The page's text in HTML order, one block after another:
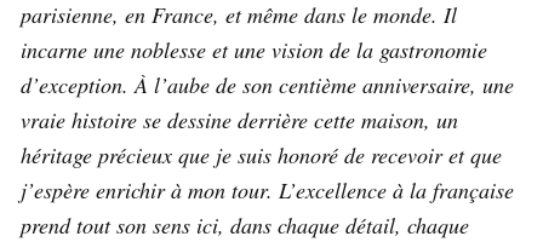
parisienne, en France, et même dans le monde. Il
incarne une noblesse et une vision de la gastronomie
d’exception. À l’aube de son centième anniversaire, une
vraie histoire se dessine derrière cette maison, un
héritage précieux que je suis honoré de recevoir et que
j’espère enrichir à mon tour. L’excellence à la française
prend tout son sens ici, dans chaque détail, chaque